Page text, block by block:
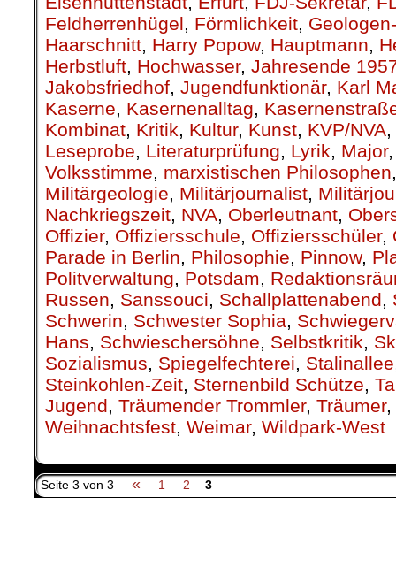
Feldherrenhügel, Förmlichkeit,
Haarschnitt, Harry Popow, Hauptmann,
Herbstluft, Hochwasser, Jahresende
Jakobsfriedhof, Jugendfunktionär, Karl
Kaserne, Kasernenalltag,
Kombinat, Kritik, Kultur, Kunst, KVP/NVA,
Leseprobe, Literaturprüfung, Lyrik, Major
Volksstimme, marxistischen Philosophen
Militärgeologie, Militärjournalist,
Nachkriegszeit, NVA, Oberleutnant,
Offizier, Offiziersschule, Offiziersschüler,
Parade in Berlin, Philosophie, Pinnow,
Politverwaltung, Potsdam,
Russen, Sanssouci, Schallplattenabend,
Schwerin, Schwester Sophia,
Hans, Schwieschersöhne, Selbstkritik,
Sozialismus, Spiegelfechterei, Stalinallee
Steinkohlen-Zeit, Sternenbild Schütze,
Jugend, Träumender Trommler, Träumer,
Weihnachtsfest, Weimar, Wildpark-West
Seite 3 von 3 « 1 2 3